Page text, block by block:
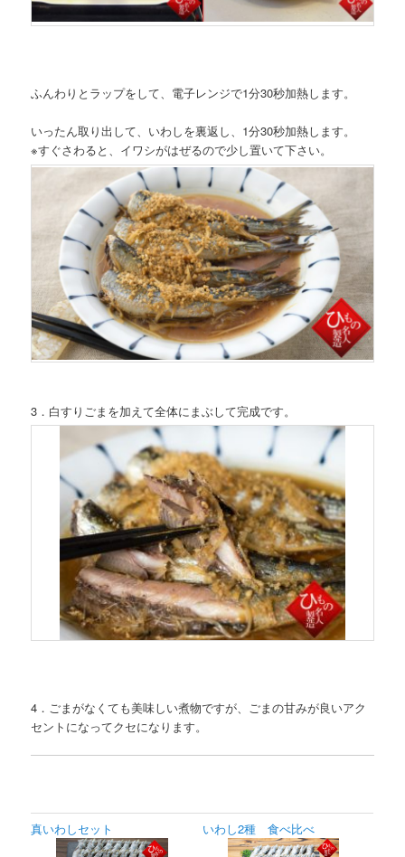
ふんわりとラップをして、電子レンジで1分30秒加熱します。
いったん取り出して、いわしを裏返し、1分30秒加熱します。
※すぐさわると、イワシがはぜるので少し置いて下さい。
3．白すりごまを加えて全体にまぶして完成です。
4．ごまがなくても美味しい煮物ですが、ごまの甘みが良いアク
セントになってクセになります。
真いわしセット いわし2種 食べ比べ